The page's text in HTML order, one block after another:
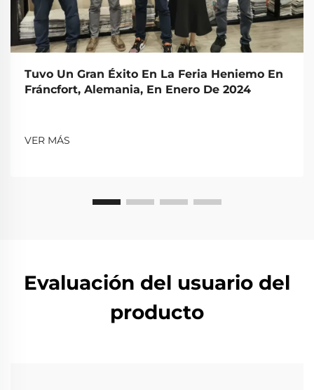
Tuvo Un Gran Éxito En La Feria Heniemo En
Fráncfort, Alemania, En Enero De 2024
VER MÁS
Evaluación del usuario del
producto